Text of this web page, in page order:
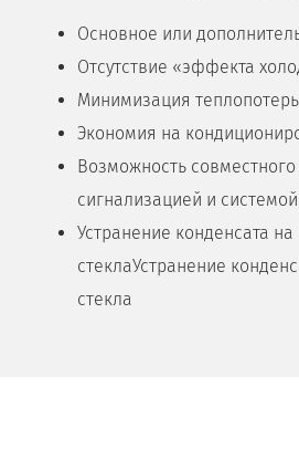
Основное или
Отсутствие «эффекта
Минимизация теплопотерь
Экономия на
Возможность
сигнализацией и
Устранение конденсата на
стеклаУстранение
стекла